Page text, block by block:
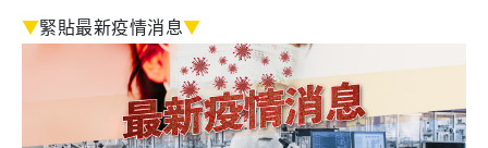
▼緊貼最新疫情消息▼